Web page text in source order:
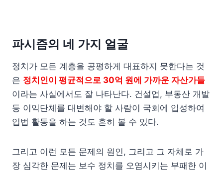
파시즘의 네 가지 얼굴
정치가 모든 계층을 공평하게 대표하지 못한다는 것
은 정치인이 평균적으로 30억 원에 가까운 자산가들
이라는 사실에서도 잘 나타난다. 건설업, 부동산 개발
등 이익단체를 대변해야 할 사람이 국회에 입성하여
입법 활동을 하는 것도 흔히 볼 수 있다.
그리고 이런 모든 문제의 원인, 그리고 그 자체로 가
장 심각한 문제는 보수 정치를 오염시키는 부패한 이